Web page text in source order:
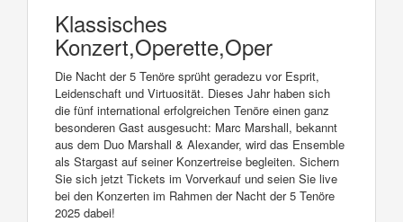
Klassisches
Konzert,Operette,Oper
Die Nacht der 5 Tenöre sprüht geradezu vor Esprit,
Leidenschaft und Virtuosität. Dieses Jahr haben sich
die fünf international erfolgreichen Tenöre einen ganz
besonderen Gast ausgesucht: Marc Marshall, bekannt
aus dem Duo Marshall & Alexander, wird das Ensemble
als Stargast auf seiner Konzertreise begleiten. Sichern
Sie sich jetzt Tickets im Vorverkauf und seien Sie live
bei den Konzerten im Rahmen der Nacht der 5 Tenöre
2025 dabei!